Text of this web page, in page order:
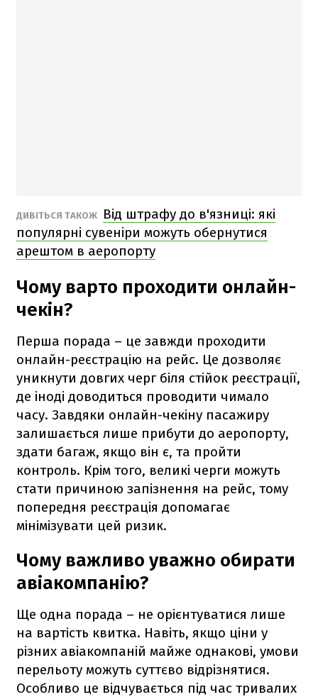
ДИВІТЬСЯ ТАКОЖ
Від штрафу до в'язниці: які
популярні сувеніри можуть обернутися
арештом в аеропорту
Чому варто проходити онлайн-
чекін?
Перша порада – це завжди проходити
онлайн-реєстрацію на рейс. Це дозволяє
уникнути довгих черг біля стійок реєстрації,
де іноді доводиться проводити чимало
часу. Завдяки онлайн-чекіну пасажиру
залишається лише прибути до аеропорту,
здати багаж, якщо він є, та пройти
контроль. Крім того, великі черги можуть
стати причиною запізнення на рейс, тому
попередня реєстрація допомагає
мінімізувати цей ризик.
Чому важливо уважно обирати
авіакомпанію?
Ще одна порада – не орієнтуватися лише
на вартість квитка. Навіть, якщо ціни у
різних авіакомпаній майже однакові, умови
перельоту можуть суттєво відрізнятися.
Особливо це відчувається під час тривалих